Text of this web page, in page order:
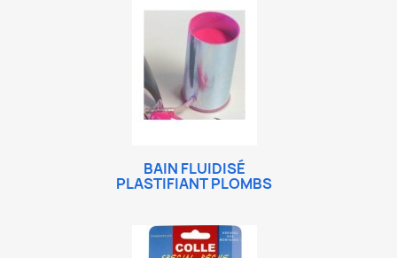
BAIN FLUIDISÉ
PLASTIFIANT PLOMBS